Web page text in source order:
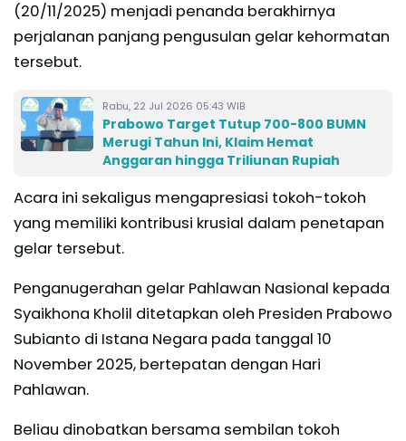
(20/11/2025) menjadi penanda berakhirnya
perjalanan panjang pengusulan gelar kehormatan
tersebut.
Rabu, 22 Jul 2026 05:43 WIB
Prabowo Target Tutup 700-800 BUMN
Merugi Tahun Ini, Klaim Hemat
Anggaran hingga Triliunan Rupiah
Acara ini sekaligus mengapresiasi tokoh-tokoh
yang memiliki kontribusi krusial dalam penetapan
gelar tersebut.
Penganugerahan gelar Pahlawan Nasional kepada
Syaikhona Kholil ditetapkan oleh Presiden Prabowo
Subianto di Istana Negara pada tanggal 10
November 2025, bertepatan dengan Hari
Pahlawan.
Beliau dinobatkan bersama sembilan tokoh